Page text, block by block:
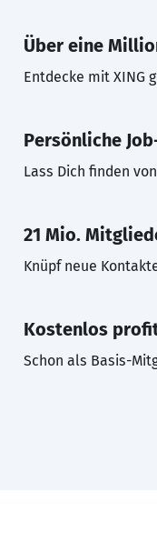
Über eine
Entdecke mit XING
Persönliche
Lass Dich finden
21 Mio.
Knüpf neue
Kostenlos
Schon als Basis-